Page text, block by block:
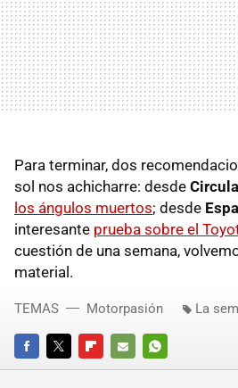
Para terminar, dos
sol nos achicharre: desde
los ángulos muertos; desde
interesante prueba sobre el
cuestión de una semana,
material.
FACEBOOKTWITTERFLIPBOARD
E-
WHATSAPP
TEMAS Motorpasión La